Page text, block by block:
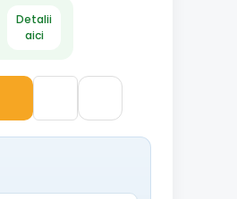
Detalii
aici